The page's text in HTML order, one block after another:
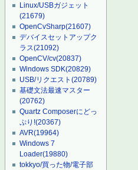
Linux/USBガジェット
(21679)
OpenCvSharp(21607)
デバイスセットアップク
ラス(21092)
OpenCV/cv(20837)
Windows SDK(20829)
USB/リクエスト(20789)
基礎文法最速マスター
(20762)
Quartz Composerにどっ
ぷり!(20367)
AVR(19964)
Windows 7
Loader(19880)
tokkyo/買った物/電子部